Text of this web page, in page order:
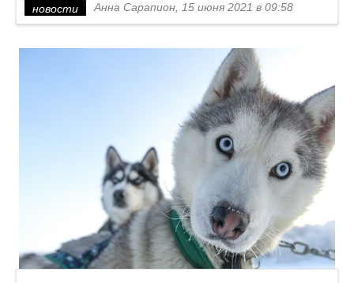
новости Анна Сарапион, 15 июня 2021 в 09:58